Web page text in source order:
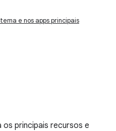
e nos apps principais
principais recursos e